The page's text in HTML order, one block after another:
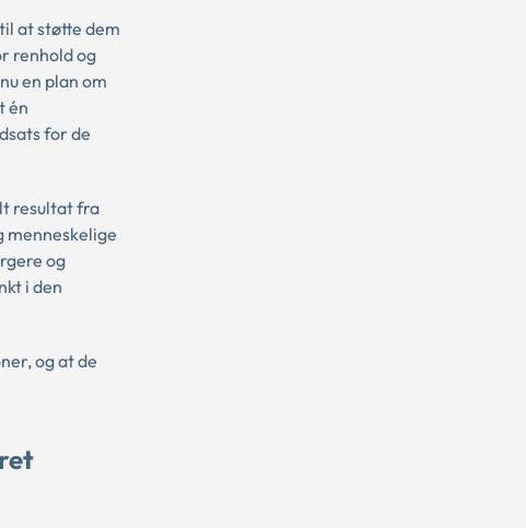
at støtte dem
renhold og
en plan om
én
for de
resultat fra
menneskelige
og
i den
og at de